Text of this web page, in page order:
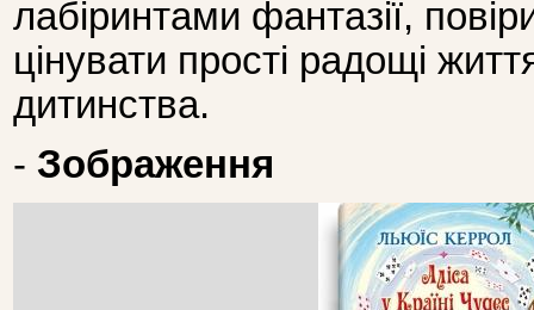
лабіринтами фантазії,
цінувати прості радощі
дитинства.
- Зображення